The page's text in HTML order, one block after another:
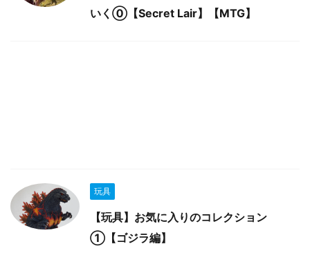
いく⓪【Secret Lair】【MTG】
玩具
【玩具】お気に入りのコレクション
①【ゴジラ編】